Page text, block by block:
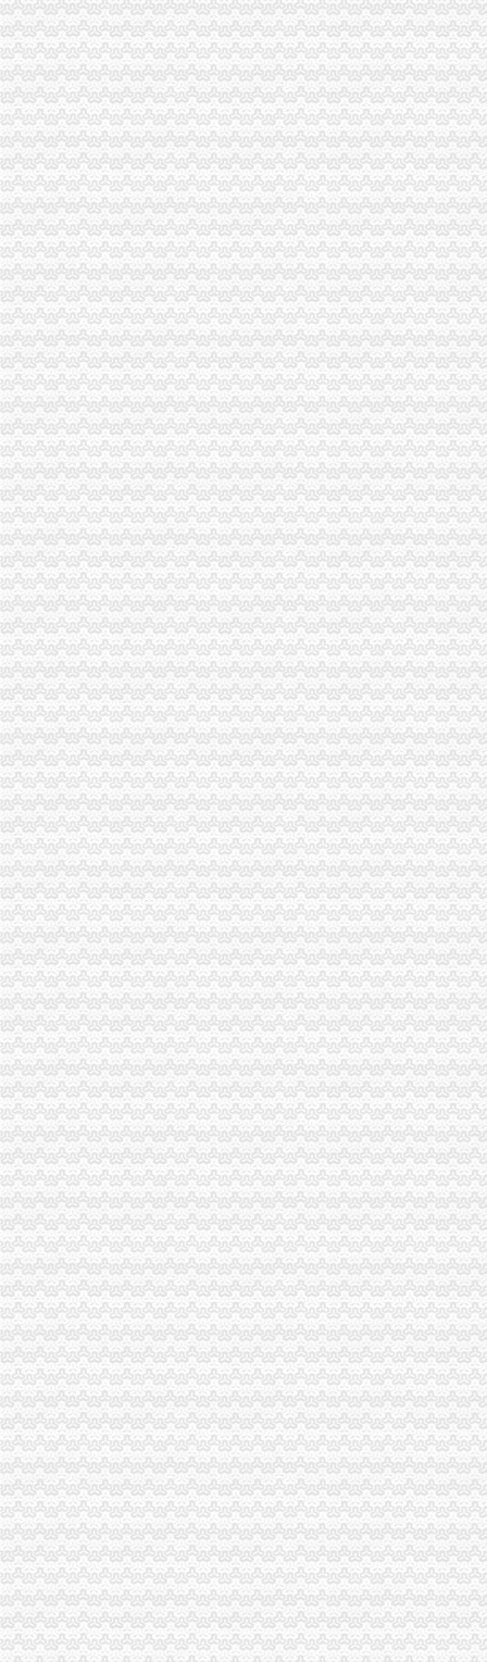
忠县工商局重庆免费注册公司采取五条措施加强中介业管理
陈速副局如何一元钱办公司长到大渡口区工商分局考察
江北区工商分局重庆免费注册公司召开案件质量评查会
合川工商局十项制度构建食品市一元注册公司流程场长效监管机制
巴南区工商局一元注册公司召开公用企业经营服务消费者监督调查活动动员大会
涪陵区企业信用协会挂牌成立
市免费注册公司工商局第三次党建论坛片会在云阳召开
李明富副局0元注册公司长到云阳县工商局考察并作重要指示
高新区工商分局一元注册公司完善工商所基础工作适应转型要求
潼南县工商局开展服务“三农”1元注册公司宣传咨询活动
梁平工商局如何一元钱办公司五项措施全面推进新型工业化建设
合川工商局如何一元钱办公司建立案件管理电子台帐
万州区工商局推出“2542”如何一元钱办公司效能监察工作举措
国家工商总局1元注册公司办公厅李建昌主任视察万州区工商局工作
全国工商系统基层建设与人才规划调研座谈会在渝召开
万州工商与外迁移民同行
大足工商局重庆0元注册公司完善五项制度严格食品安全长效监管
九龙坡区工商分局一元注册公司流程积极推进行政审批改革
渝北区分局认真传达贯彻全市0元注册公司工商行政管理局长会议精神
大渡口区工商分局认真贯彻全市重庆免费注册公司工商行政管理局长会议精神
潼南县工商局一元注册公司端正监管执法思想不断改善执法办案工作
温家宝总理在全国依法行政工作电视电话会议上的一元注册公司流程讲话
国家工商总局0元注册公司刘凡副局长到我局视察工作
陈速副局一元注册公司长带队深入城口山区检查指导工作
高新区工商分局一元注册公司流程企业注册登记并联审批正式启动
巴南区工商分局重庆一元注册公司构筑联合查处防线
经开园工商分局如何一元钱办公司推行人性化执法理念
大渡口区工商分局重庆一元注册公司全面开展执法质量自查
永川工商局1元注册公司四项举措推进新型工业化进程
市1元注册公司局加强区县指导创建五大制度
市局出台有力措施加大对企业知名字号的一元注册公司保护力度
大渡口区工商分局认真开展“五项清理”0元注册公司工作
巴南区工商分局推行“走近企业”免费注册公司服务联系卡
万州区委高度评价区工商局“走进企业红盾行”免费注册公司活动
万盛区工商分局积极开展“走近企业”重庆一元注册公司活动
合川工商局实施对市场主体的0元注册公司分类监管
南岸区工商分局行评工作受到市纠风办的一元注册公司充分肯定
九龙坡区工商分局一元注册公司流程为企业信用促进会保驾护航
高新区工商分局一元注册公司积极推进并联审批制度
市局隆重召开“全市推进市场行业自律加强工商监管服务”1元注册公司工作会议
九龙坡区工商分局重庆免费注册公司荣获驻区行政服务大厅先进集体
江北区工商分局重庆免费注册公司组织隆重纪念邓小平诞辰100周年
万州区工商局开展“走近企业万州行”重庆一元注册公司活动
江北区工商分局免费注册公司开启绿色通道高效服务企业
周朝东局重庆0元注册公司长率队走访太极集团公司
万州区工商系统隆重纪念邓小平同志诞辰100周年